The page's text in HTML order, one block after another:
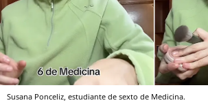
Susana Ponceliz, estudiante de sexto de Medicina.